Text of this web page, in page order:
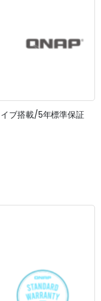
ブ搭載/5年標準保証